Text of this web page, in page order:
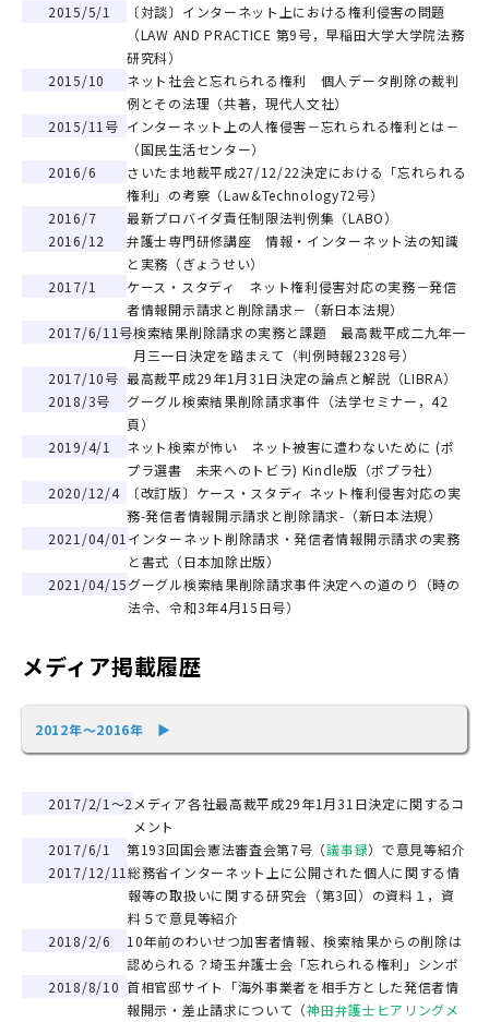
2015/5/1
〔対談〕インターネット上における権利侵害の問題
（LAW AND PRACTICE 第9号，早稲田大学大学院法務
研究科）
2015/10
ネット社会と忘れられる権利 個人データ削除の裁判
例とその法理（共著，現代人文社）
2015/11号 インターネット上の人権侵害－忘れられる権利とは－
（国民生活センター）
2016/6
さいたま地裁平成27/12/22決定における「忘れられる
権利」の考察（Law&Technology72号）
2016/7
最新プロバイダ責任制限法判例集（LABO）
2016/12
弁護士専門研修講座 情報・インターネット法の知識
と実務（ぎょうせい）
2017/1
ケース・スタディ ネット権利侵害対応の実務－発信
者情報開示請求と削除請求－（新日本法規）
2017/6/11号検索結果削除請求の実務と課題 最高裁平成二九年一
月三一日決定を踏まえて（判例時報2328号）
2017/10号 最高裁平成29年1月31日決定の論点と解説（LIBRA）
2018/3号
グーグル検索結果削除請求事件（法学セミナー，42
頁）
2019/4/1
ネット検索が怖い ネット被害に遭わないために (ポ
プラ選書 未来へのトビラ) Kindle版（ポプラ社）
2020/12/4
〔改訂版〕ケース・スタディ ネット権利侵害対応の実
務-発信者情報開示請求と削除請求-（新日本法規）
2021/04/01 インターネット削除請求・発信者情報開示請求の実務
と書式（日本加除出版）
2021/04/15グーグル検索結果削除請求事件決定への道のり（時の
法令、令和3年4月15日号）
メディア掲載履歴
2012年～2016年 ▶
2017/2/1～2 メディア各社最高裁平成29年1月31日決定に関するコ
メント
2017/6/1
第193回国会憲法審査会第7号（議事録）で意見等紹介
2017/12/11 総務省インターネット上に公開された個人に関する情
報等の取扱いに関する研究会（第3回）の資料１，資
料５で意見等紹介
2018/2/6
10年前のわいせつ加害者情報、検索結果からの削除は
認められる？埼玉弁護士会「忘れられる権利」シンポ
2018/8/10 首相官邸サイト「海外事業者を相手方とした発信者情
報開示・差止請求について（神田弁護士ヒアリングメ